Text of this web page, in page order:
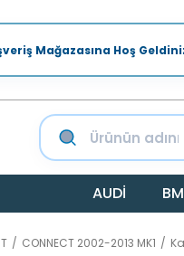
Mağazasına Hoş
AUDİ
CONNECT 2002-2013 MK1